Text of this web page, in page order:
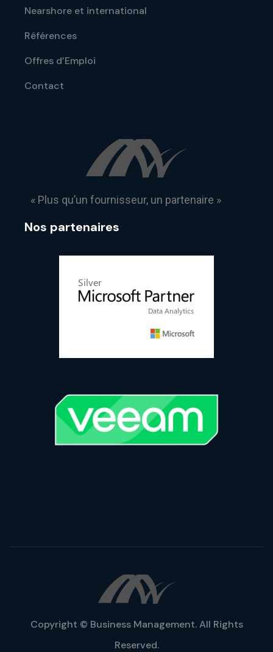
Nearshore et international
Références
Offres d’Emploi
Contact
« Plus qu’un fournisseur, un partenaire »
Nos partenaires
Copyright © Business Management. All Rights
Reserved.